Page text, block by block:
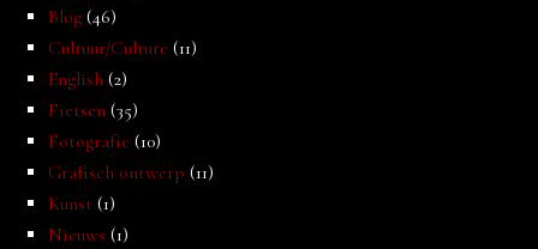
Blog (46)
Cultuur/Culture (11)
English (2)
Fietsen (35)
Fotografie (10)
Grafisch ontwerp (11)
Kunst (1)
Nieuws (1)